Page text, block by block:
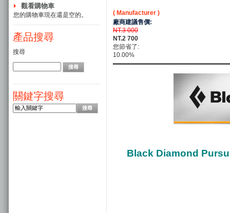
觀看購物車
您的購物車現在還是空的。
產品搜尋
搜尋
關鍵字搜尋
( Manufacturer )
廠商建議售價:
NT.3 000
NT.2 700
您節省了:
10.00%
Black Diamond